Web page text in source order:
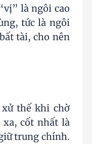
là ngôi cao
tức là ngôi
tài, cho nên
xử thế khi chờ
xa, cốt nhất là
trung chính.